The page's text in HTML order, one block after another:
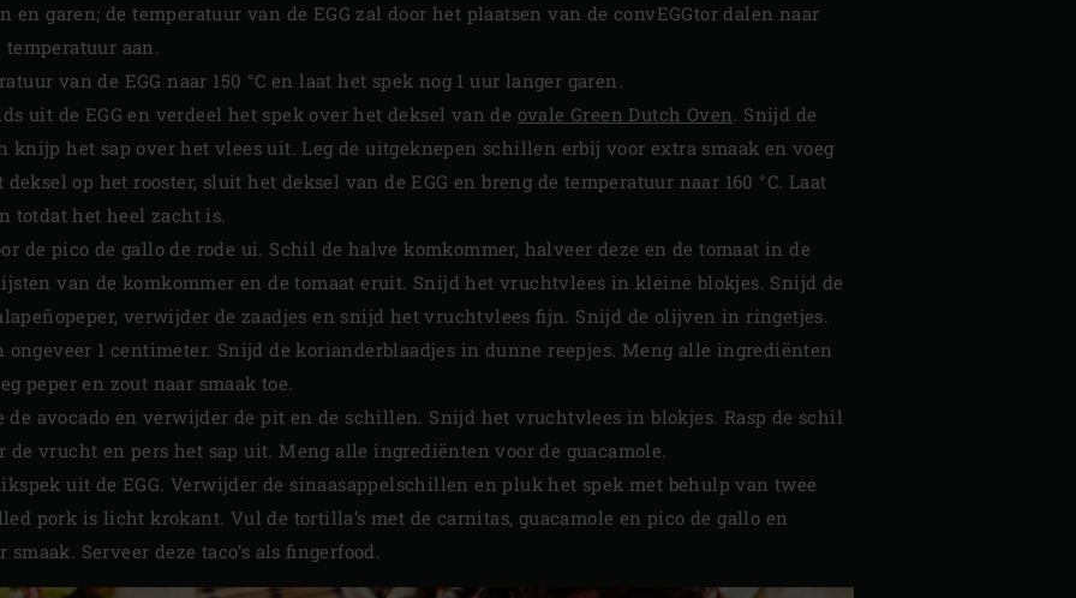
en garen; de temperatuur van de EGG zal door het plaatsen van de convEGGtor dalen naar
temperatuur aan.
van de EGG naar 150 °C en laat het spek nog 1 uur langer garen.
uit de EGG en verdeel het spek over het deksel van de ovale Green Dutch Oven. Snijd de
knijp het sap over het vlees uit. Leg de uitgeknepen schillen erbij voor extra smaak en voeg
op het rooster, sluit het deksel van de EGG en breng de temperatuur naar 160 °C. Laat
totdat het heel zacht is.
de pico de gallo de rode ui. Schil de halve komkommer, halveer deze en de tomaat in de
van de komkommer en de tomaat eruit. Snijd het vruchtvlees in kleine blokjes. Snijd de
verwijder de zaadjes en snijd het vruchtvlees fijn. Snijd de olijven in ringetjes.
1 centimeter. Snijd de korianderblaadjes in dunne reepjes. Meng alle ingrediënten
peper en zout naar smaak toe.
de avocado en verwijder de pit en de schillen. Snijd het vruchtvlees in blokjes. Rasp de schil
vrucht en pers het sap uit. Meng alle ingrediënten voor de guacamole.
uit de EGG. Verwijder de sinaasappelschillen en pluk het spek met behulp van twee
pork is licht krokant. Vul de tortilla’s met de carnitas, guacamole en pico de gallo en
Serveer deze taco’s als fingerfood.